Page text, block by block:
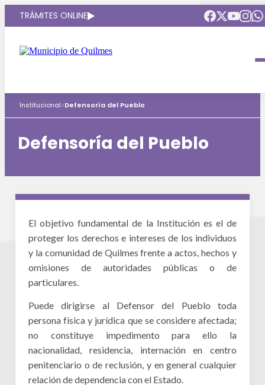
TRÁMITES ONLINE
Intendenta
Gobierno Abierto
Áreas de gobierno
Defensoria del Pueblo
Obras Públicas
Seguridad
Salud
ARQUI
Mi Quilmes Digital
Atención a la comunidad
Institucional>Defensoría del Pueblo
Defensoría del Pueblo
El objetivo fundamental de la Institución es el de
proteger los derechos e intereses de los individuos
y la comunidad de Quilmes frente a actos, hechos y
omisiones de autoridades públicas o de
particulares.
Puede dirigirse al Defensor del Pueblo toda
persona física y jurídica que se considere afectada;
no constituye impedimento para ello la
nacionalidad, residencia, internación en centro
penitenciario o de reclusión, y en general cualquier
relación de dependencia con el Estado.